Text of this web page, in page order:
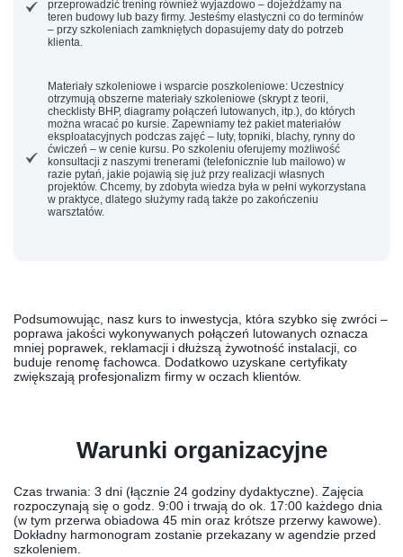
przeprowadzić trening również wyjazdowo – dojeżdżamy na
teren budowy lub bazy firmy. Jesteśmy elastyczni co do terminów
– przy szkoleniach zamkniętych dopasujemy daty do potrzeb
klienta.
Materiały szkoleniowe i wsparcie poszkoleniowe: Uczestnicy
otrzymują obszerne materiały szkoleniowe (skrypt z teorii,
checklisty BHP, diagramy połączeń lutowanych, itp.), do których
można wracać po kursie. Zapewniamy też pakiet materiałów
eksploatacyjnych podczas zajęć – luty, topniki, blachy, rynny do
ćwiczeń – w cenie kursu. Po szkoleniu oferujemy możliwość
konsultacji z naszymi trenerami (telefonicznie lub mailowo) w
razie pytań, jakie pojawią się już przy realizacji własnych
projektów. Chcemy, by zdobyta wiedza była w pełni wykorzystana
w praktyce, dlatego służymy radą także po zakończeniu
warsztatów.
Podsumowując, nasz kurs to inwestycja, która szybko się zwróci –
poprawa jakości wykonywanych połączeń lutowanych oznacza
mniej poprawek, reklamacji i dłuższą żywotność instalacji, co
buduje renomę fachowca. Dodatkowo uzyskane certyfikaty
zwiększają profesjonalizm firmy w oczach klientów.
Warunki organizacyjne
Czas trwania: 3 dni (łącznie 24 godziny dydaktyczne). Zajęcia
rozpoczynają się o godz. 9:00 i trwają do ok. 17:00 każdego dnia
(w tym przerwa obiadowa 45 min oraz krótsze przerwy kawowe).
Dokładny harmonogram zostanie przekazany w agendzie przed
szkoleniem.